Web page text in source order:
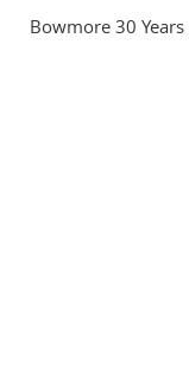
Bowmore 30